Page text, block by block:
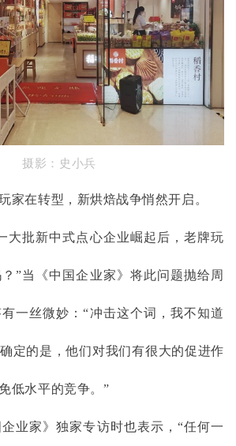
摄影：史小兵
家在转型，新烘焙战争悄然开启。
大批新中式点心企业崛起后，老牌玩
”当《中国企业家》将此问题抛给周
一丝微妙：“冲击这个词，我不知道
定的是，他们对我们有很大的促进作
低水平的竞争。”
业家》独家专访时也表示，“任何一